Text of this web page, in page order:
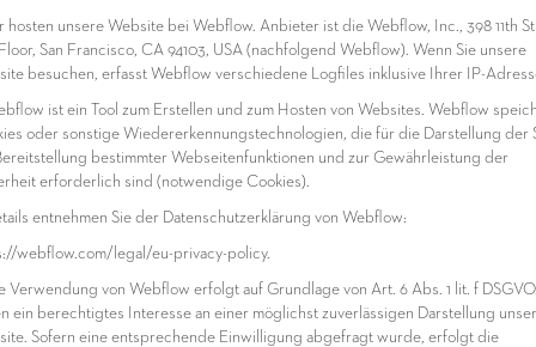
hosten unsere Website bei Webflow. Anbieter ist die Webflow, Inc., 398 11th
San Francisco, CA 94103, USA (nachfolgend Webflow). Wenn Sie unsere
besuchen, erfasst Webflow verschiedene Logfiles inklusive Ihrer IP-
ist ein Tool zum Erstellen und zum Hosten von Websites. Webflow
oder sonstige Wiedererkennungstechnologien, die für die Darstellung der
bestimmter Webseitenfunktionen und zur Gewährleistung der
erforderlich sind (notwendige Cookies).
entnehmen Sie der Datenschutzerklärung von Webflow:
webflow.com/legal/eu-privacy-policy.
Verwendung von Webflow erfolgt auf Grundlage von Art. 6 Abs. 1 lit. f
ein berechtigtes Interesse an einer möglichst zuverlässigen Darstellung
Sofern eine entsprechende Einwilligung abgefragt wurde, erfolgt die